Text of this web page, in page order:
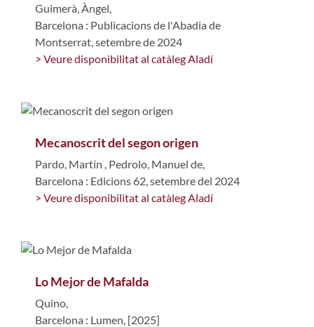
Guimerà, Àngel,
Barcelona : Publicacions de l'Abadia de
Montserrat, setembre de 2024
> Veure disponibilitat al catàleg Aladí
Mecanoscrit del segon origen
Pardo, Martín Pedrolo, Manuel de,
Barcelona : Edicions 62, setembre del 2024
> Veure disponibilitat al catàleg Aladí
Lo Mejor de Mafalda
Quino,
Barcelona : Lumen, [2025]